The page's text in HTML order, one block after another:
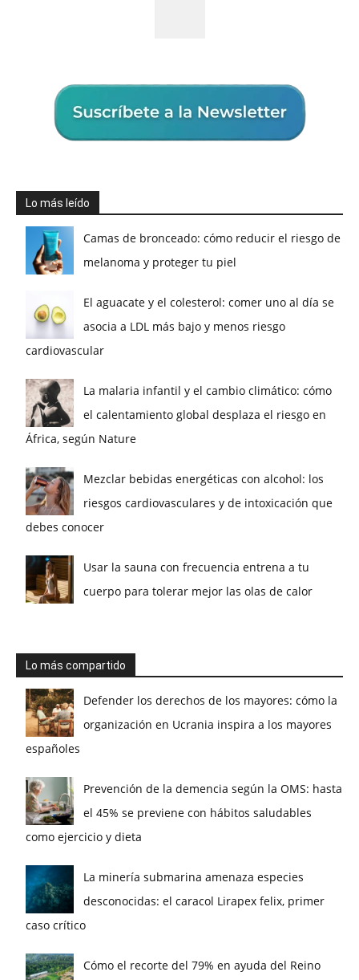
Lo más leído
Camas de bronceado: cómo reducir el riesgo de
melanoma y proteger tu piel
El aguacate y el colesterol: comer uno al día se
asocia a LDL más bajo y menos riesgo
cardiovascular
La malaria infantil y el cambio climático: cómo
el calentamiento global desplaza el riesgo en
África, según Nature
Mezclar bebidas energéticas con alcohol: los
riesgos cardiovasculares y de intoxicación que
debes conocer
Usar la sauna con frecuencia entrena a tu
cuerpo para tolerar mejor las olas de calor
Lo más compartido
Defender los derechos de los mayores: cómo la
organización en Ucrania inspira a los mayores
españoles
Prevención de la demencia según la OMS: hasta
el 45% se previene con hábitos saludables
como ejercicio y dieta
La minería submarina amenaza especies
desconocidas: el caracol Lirapex felix, primer
caso crítico
Cómo el recorte del 79% en ayuda del Reino